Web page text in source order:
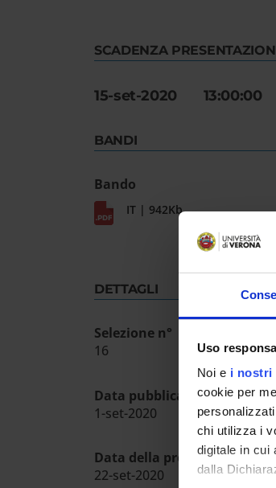
Uso
Noi e i nostri
cookie per
chi utilizza i
digitale in cui
dalla
SCADENZA
15-set-2020 13:00:00
BANDI
Bando
IT | 942Kb
DETTAGLI
Selezione n°
16
Data pubblicazione
1-set-2020
Data della prova
22-set-2020